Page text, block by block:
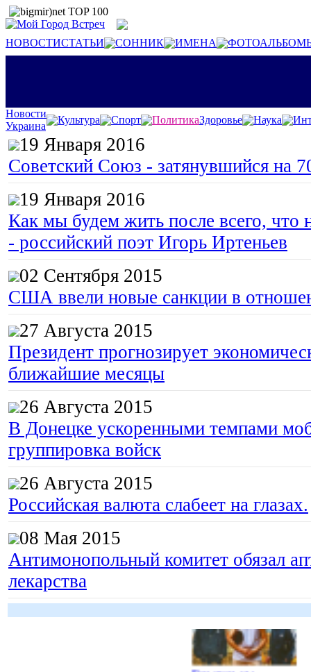
НОВОСТИСТАТЬИ СОННИК ИМЕНА
Новости
Украина
Культура Спорт ПолитикаЗдоровье Наука
19 Января 2016
Советский Союз - затянувшийся на
19 Января 2016
Как мы будем жить после всего, что
- российский поэт Игорь Иртеньев
02 Сентября 2015
США ввели новые санкции в
27 Августа 2015
Президент прогнозирует
ближайшие месяцы
26 Августа 2015
В Донецке ускоренными темпами
группировка войск
26 Августа 2015
Российская валюта слабеет на глазах.
08 Мая 2015
Антимонопольный комитет обязал
лекарства
Гоп-стоп, мы